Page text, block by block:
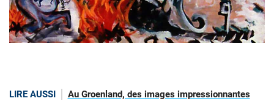
LIRE AUSSI
Au Groenland, des images impressionnantes